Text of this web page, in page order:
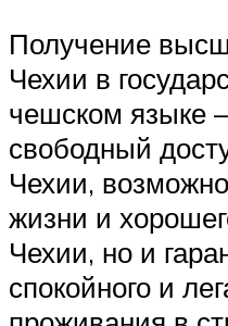
Получение
Чехии в
чешском языке
свободный
Чехии,
жизни и
Чехии, но и
спокойного и